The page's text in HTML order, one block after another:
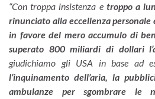
“Con troppa insistenza e troppo a
rinunciato alla eccellenza
in favore del mero accumulo di
superato 800 miliardi di dollari
giudichiamo gli USA in base ad
l’inquinamento dell’aria, la
ambulanze per sgombrare le